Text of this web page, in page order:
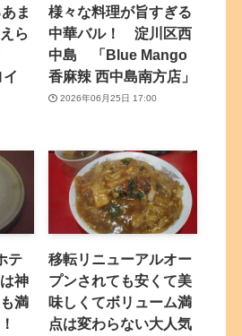
ま
ら
イ
様々な料理が旨すぎる
中華バル！ 淀川区西
中島 「Blue Mango
香麻辣 西中島南方店」
2026年06月25日 17:00
テ
神
満
！
移転リニューアルオー
プンされても安くて美
味しくてボリューム満
点は変わらない大人気